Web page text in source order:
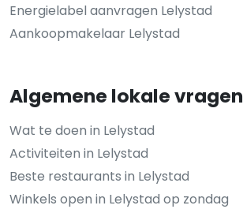
Energielabel aanvragen Lelystad
Aankoopmakelaar Lelystad
Algemene lokale vragen
Wat te doen in Lelystad
Activiteiten in Lelystad
Beste restaurants in Lelystad
Winkels open in Lelystad op zondag